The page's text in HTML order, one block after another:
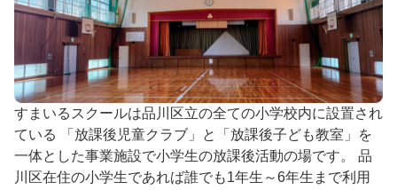
すまいるスクールは品川区立の全ての小学校内に設置され
ている 「放課後児童クラブ」と「放課後子ども教室」を
一体とした事業施設で小学生の放課後活動の場です。 品
川区在住の小学生であれば誰でも1年生～6年生まで利用